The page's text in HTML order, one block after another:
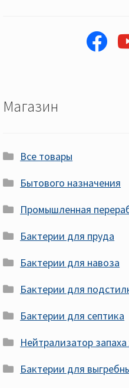
facebook
Магазин
Все товары
Бытового назначения
Промышленная
Бактерии для пруда
Бактерии для навоза
Бактерии для
Бактерии для септика
Нейтрализатор
Бактерии для